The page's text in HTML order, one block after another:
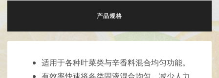
产品规格
适用于各种叶菜类与辛香料混合均匀功能。